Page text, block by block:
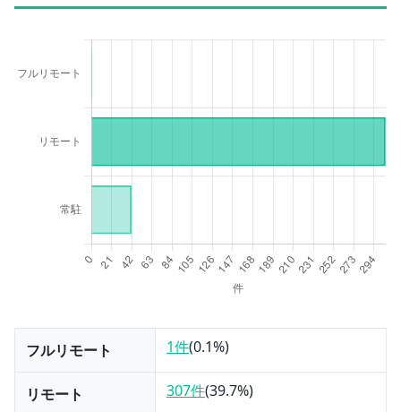
フルリモート 1件(0.1%)
リモート 307件(39.7%)